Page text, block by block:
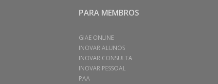
PARA MEMBROS
GIAE ONLINE
INOVAR ALUNOS
INOVAR CONSULTA
INOVAR PESSOAL
PAA